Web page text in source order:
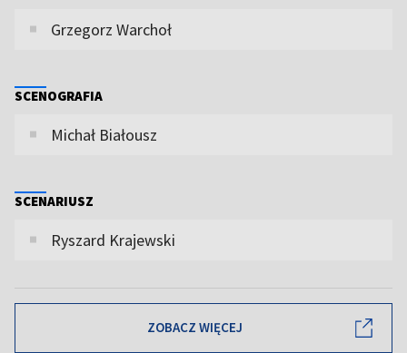
Grzegorz Warchoł
SCENOGRAFIA
Michał Białousz
SCENARIUSZ
Ryszard Krajewski
ZOBACZ WIĘCEJ